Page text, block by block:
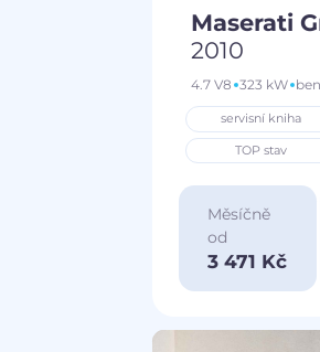
Maserati
2010
4.7 V8 323 kW
servisní kniha
TOP stav
Měsíčně
od
3 471 Kč